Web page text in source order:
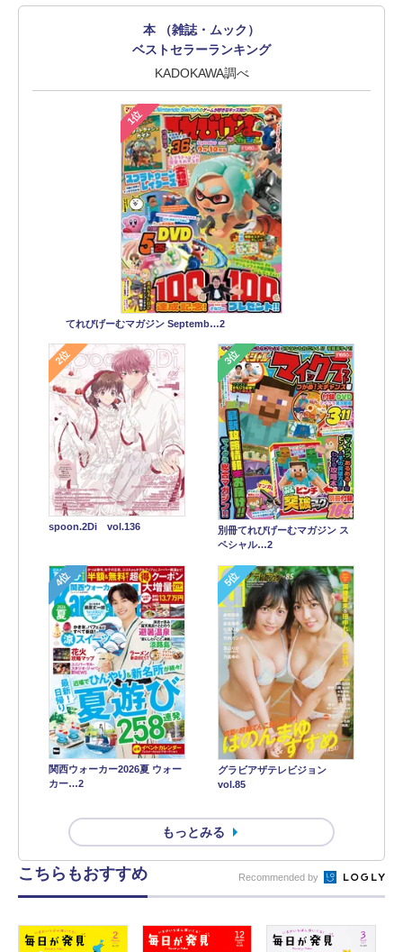
本 （雑誌・ムック）
ベストセラーランキング
KADOKAWA調べ
1位
てれびげーむマガジン Septemb…2
2位
spoon.2Di vol.136
3位
別冊てれびげーむマガジン ス
ペシャル…2
4位
関西ウォーカー2026夏 ウォー
カー…2
5位
グラビアザテレビジョン
vol.85
もっとみる
こちらもおすすめ Recommended by